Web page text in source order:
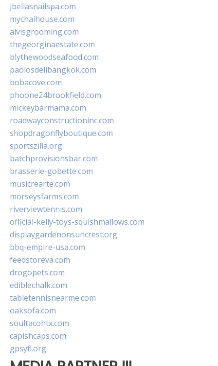
jbellasnailspa.com
mychaihouse.com
alvisgrooming.com
thegeorginaestate.com
blythewoodseafood.com
paolosdelibangkok.com
bobacove.com
phoone24brookfield.com
mickeybarmama.com
roadwayconstructioninc.com
shopdragonflyboutique.com
sportszilla.org
batchprovisionsbar.com
brasserie-gobette.com
musicrearte.com
morseysfarms.com
riverviewtennis.com
official-kelly-toys-squishmallows.com
displaygardenonsuncrest.org
bbq-empire-usa.com
feedstoreva.com
drogopets.com
ediblechalk.com
tabletennisnearme.com
oaksofa.com
soultacohtx.com
capishcaps.com
gpsyfl.org